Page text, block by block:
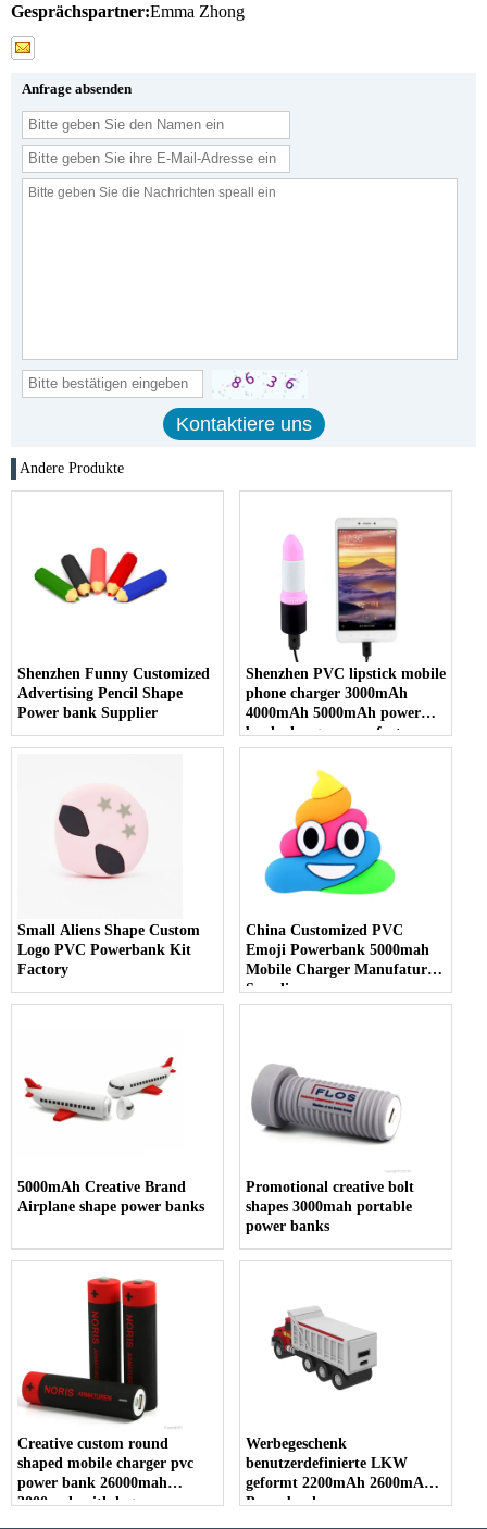
Gesprächspartner:Emma Zhong
Anfrage absenden
Andere Produkte
Shenzhen Funny Customized
Advertising Pencil Shape
Power bank Supplier
Shenzhen PVC lipstick mobile
phone charger 3000mAh
4000mAh 5000mAh power
bank charger manufacture
Small Aliens Shape Custom
Logo PVC Powerbank Kit
Factory
China Customized PVC
Emoji Powerbank 5000mah
Mobile Charger Manufature
Supplier
5000mAh Creative Brand
Airplane shape power banks
Promotional creative bolt
shapes 3000mah portable
power banks
Creative custom round
shaped mobile charger pvc
power bank 26000mah
3000mah with logos
Werbegeschenk
benutzerdefinierte LKW
geformt 2200mAh 2600mAh
Powerbanks